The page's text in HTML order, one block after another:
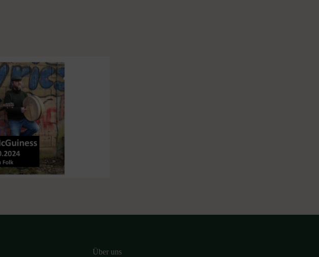
Über uns